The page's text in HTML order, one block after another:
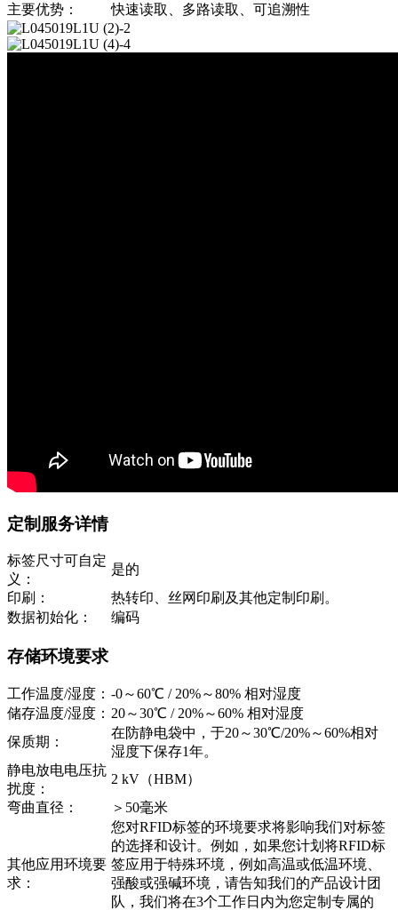
主要优势：
快速读取、多路读取、可追溯性
定制服务详情
标签尺寸可自定
义：
是的
印刷：
热转印、丝网印刷及其他定制印刷。
数据初始化：
编码
存储环境要求
工作温度/湿度： -0～60℃ / 20%～80% 相对湿度
储存温度/湿度： 20～30℃ / 20%～60% 相对湿度
保质期：
在防静电袋中，于20～30℃/20%～60%相对
湿度下保存1年。
静电放电电压抗
扰度：
2 kV（HBM）
弯曲直径：
＞50毫米
其他应用环境要
求：
您对RFID标签的环境要求将影响我们对标签
的选择和设计。例如，如果您计划将RFID标
签应用于特殊环境，例如高温或低温环境、
强酸或强碱环境，请告知我们的产品设计团
队，我们将在3个工作日内为您定制专属的